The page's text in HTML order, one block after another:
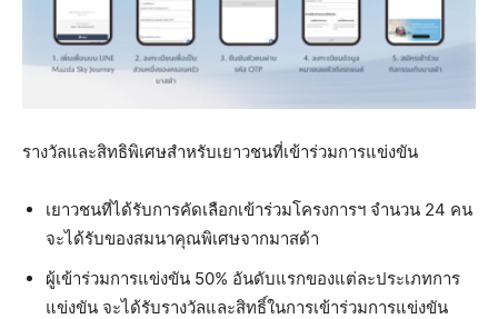
รางวัลและสิทธิพิเศษสำหรับเยาวชนที่เข้าร่วมการแข่งขัน
เยาวชนที่ได้รับการคัดเลือกเข้าร่วมโครงการฯ จำนวน 24 คน
จะได้รับของสมนาคุณพิเศษจากมาสด้า
ผู้เข้าร่วมการแข่งขัน 50% อันดับแรกของแต่ละประเภทการ
แข่งขัน จะได้รับรางวัลและสิทธิ์ในการเข้าร่วมการแข่งขัน